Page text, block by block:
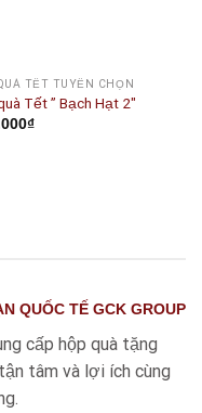
TẾT TUYỂN CHỌN
Tết ” Bạch Hạt 2″
₫
QUỐC TẾ GCK GROUP
cấp hộp quà tặng
tâm và lợi ích cùng